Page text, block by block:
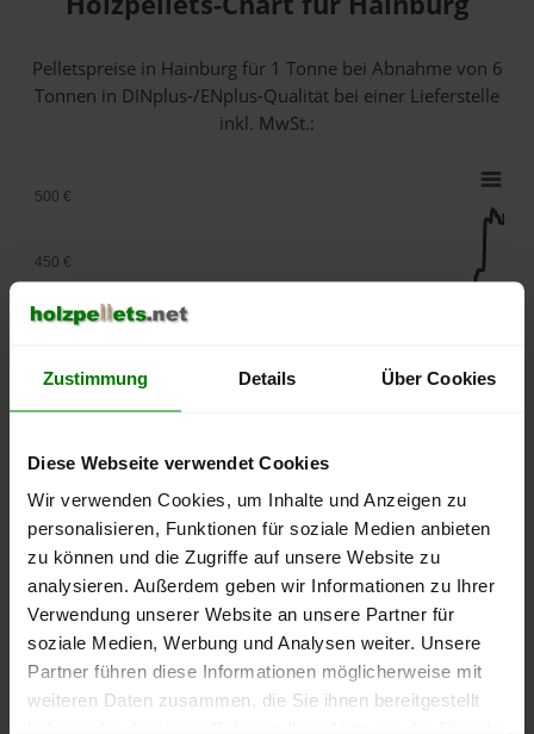
Zustimmung Details Über Cookies
Diese Webseite verwendet Cookies
Wir verwenden Cookies, um Inhalte und Anzeigen zu
personalisieren, Funktionen für soziale Medien anbieten
zu können und die Zugriffe auf unsere Website zu
analysieren. Außerdem geben wir Informationen zu Ihrer
Verwendung unserer Website an unsere Partner für
soziale Medien, Werbung und Analysen weiter. Unsere
Partner führen diese Informationen möglicherweise mit
weiteren Daten zusammen, die Sie ihnen bereitgestellt
Pelletspreise in Hainburg für 1 Tonne bei Abnahmevon 6
Tonnen in DINplus-/ENplus-Qualität bei einer Lieferstelle
inkl. MwSt.:
lose Ware
2025
2026
2026
250 €
300 €
400 €
450 €
500 €
Die aktuelle Preisentwicklung für Holzpellets in Deutschland
können Sie jederzeit auf unsererPelletspreise-Seite
nachvollziehen.